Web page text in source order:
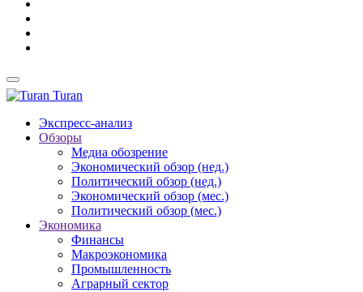
Turan
Экспресс-анализ
Обзоры
Медиа обозрение
Экономический обзор (нед.)
Политический обзор (нед.)
Экономический обзор (мес.)
Политический обзор (мес.)
Экономика
Финансы
Макроэкономика
Промышленность
Аграрный сектор